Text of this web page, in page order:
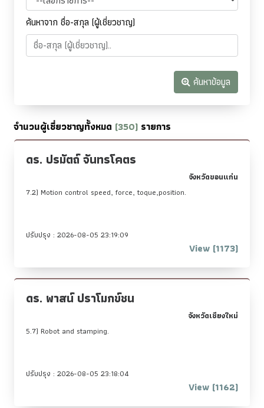
ค้นหาจาก ชื่อ-สกุล (ผู้เชี่ยวชาญ)
ค้นหาข้อมูล
จำนวนผู้เชี่ยวชาญทั้งหมด (350) รายการ
ดร. ปรมัตถ์ จันทรโคตร
จังหวัดขอนแก่น
7.2) Motion control speed, force, toque,position.
ปรับปรุง : 2026-08-05 23:19:09
View (1173)
ดร. พาสน์ ปราโมกข์ชน
จังหวัดเชียงใหม่
5.7) Robot and stamping.
ปรับปรุง : 2026-08-05 23:18:04
View (1162)